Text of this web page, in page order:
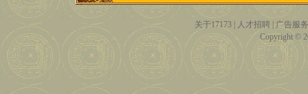
关于17173 人才招聘
广告服务
Copyright ©